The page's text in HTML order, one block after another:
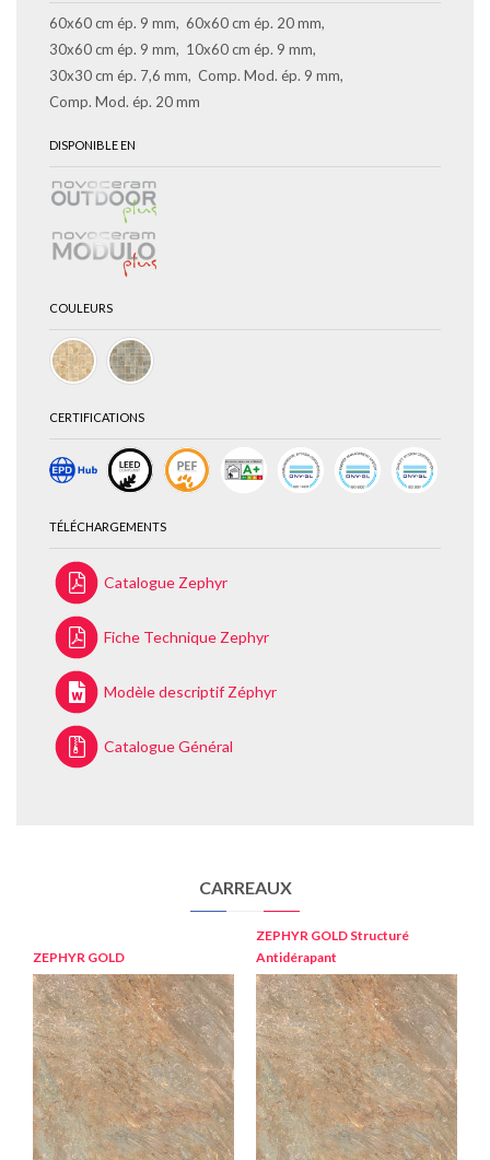
60x60 cm ép. 9 mm
60x60 cm ép. 20 mm
30x60 cm ép. 9 mm
10x60 cm ép. 9 mm
30x30 cm ép. 7,6 mm
Comp. Mod. ép. 9 mm
Comp. Mod. ép. 20 mm
DISPONIBLE EN
COULEURS
CERTIFICATIONS
TÉLÉCHARGEMENTS
Catalogue Zephyr
Fiche Technique Zephyr
Modèle descriptif Zéphyr
Catalogue Général
CARREAUX
ZEPHYR GOLD
ZEPHYR GOLD Structuré
Antidérapant